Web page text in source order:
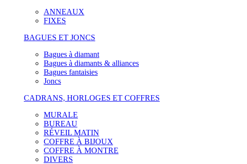
ANNEAUX
FIXES
BAGUES ET JONCS
Bagues à diamant
Bagues à diamants & alliances
Bagues fantaisies
Joncs
CADRANS, HORLOGES ET COFFRES
MURALE
BUREAU
RÉVEIL MATIN
COFFRE À BIJOUX
COFFRE À MONTRE
DIVERS